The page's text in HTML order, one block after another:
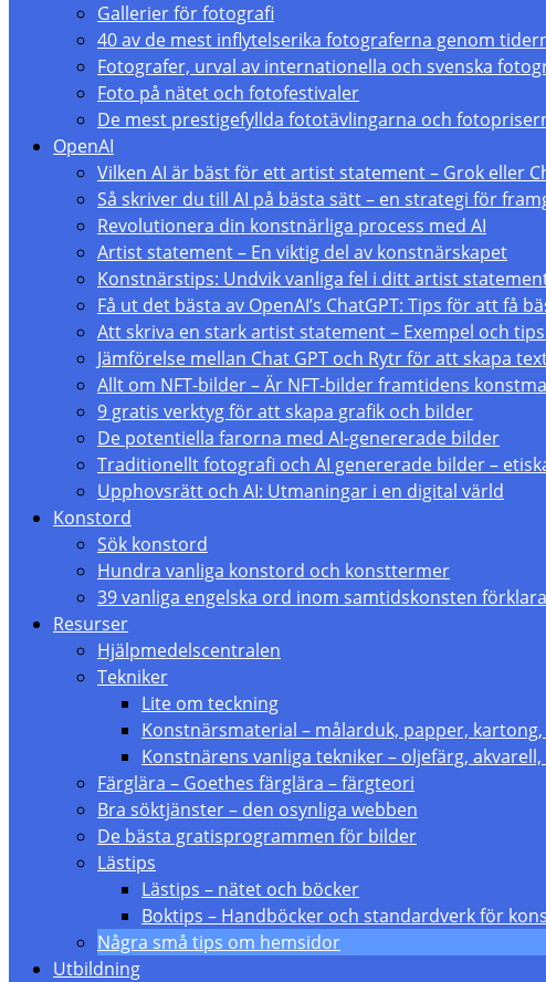
Gallerier för fotografi
40 av de mest inflytelserika fotograferna genom
Fotografer, urval av internationella och svenska
Foto på nätet och fotofestivaler
De mest prestigefyllda fototävlingarna och
OpenAI
Vilken AI är bäst för ett artist statement – Grok eller
Så skriver du till AI på bästa sätt – en strategi för
Revolutionera din konstnärliga process med AI
Artist statement – En viktig del av konstnärskapet
Konstnärstips: Undvik vanliga fel i ditt artist
Få ut det bästa av OpenAI’s ChatGPT: Tips för att få
Att skriva en stark artist statement – Exempel och
Jämförelse mellan Chat GPT och Rytr för att skapa
Allt om NFT-bilder – Är NFT-bilder framtidens
9 gratis verktyg för att skapa grafik och bilder
De potentiella farorna med AI-genererade bilder
Traditionellt fotografi och AI genererade bilder –
Upphovsrätt och AI: Utmaningar i en digital värld
Konstord
Sök konstord
Hundra vanliga konstord och konsttermer
39 vanliga engelska ord inom samtidskonsten
Resurser
Hjälpmedelscentralen
Tekniker
Lite om teckning
Konstnärsmaterial – målarduk, papper,
Konstnärens vanliga tekniker – oljefärg, akvarell,
Färglära – Goethes färglära – färgteori
Bra söktjänster – den osynliga webben
De bästa gratisprogrammen för bilder
Lästips
Lästips – nätet och böcker
Boktips – Handböcker och standardverk för
Några små tips om hemsidor
Utbildning